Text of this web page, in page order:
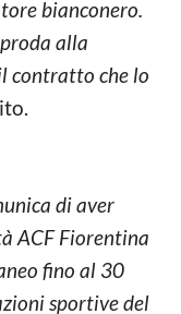
bianconero.
alla
contratto che lo
di aver
ACF Fiorentina
fino al 30
sportive del